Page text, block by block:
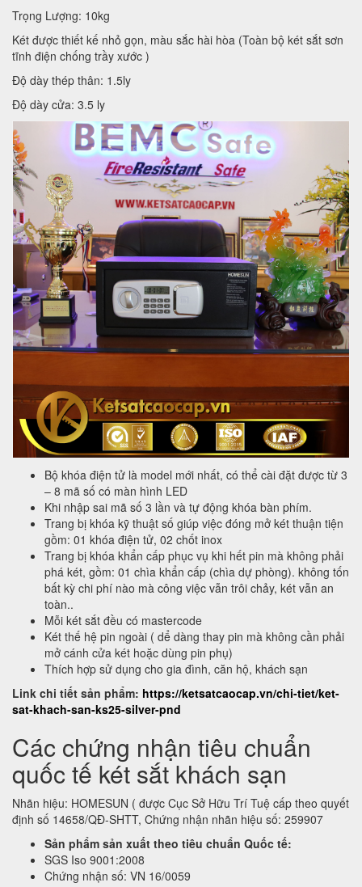
Trọng Lượng: 10kg
Két được thiết kế nhỏ gọn, màu sắc hài hòa (Toàn bộ két sắt sơn
tĩnh điện chống trầy xước )
Độ dày thép thân: 1.5ly
Độ dày cửa: 3.5 ly
Bộ khóa điện tử là model mới nhất, có thể cài đặt được từ 3
– 8 mã số có màn hình LED
Khi nhập sai mã số 3 lần và tự động khóa bàn phím.
Trang bị khóa kỹ thuật số giúp việc đóng mở két thuận tiện
gồm: 01 khóa điện tử, 02 chốt inox
Trang bị khóa khẩn cấp phục vụ khi hết pin mà không phải
phá két, gồm: 01 chìa khẩn cấp (chìa dự phòng). không tốn
bất kỳ chi phí nào mà công việc vẫn trôi chảy, két vẫn an
toàn..
Mỗi két sắt đều có mastercode
Két thế hệ pin ngoài ( dể dàng thay pin mà không cần phải
mở cánh cửa két hoặc dùng pin phụ)
Thích hợp sử dụng cho gia đình, căn hộ, khách sạn
Link chi tiết sản phẩm: https://ketsatcaocap.vn/chi-tiet/ket-
sat-khach-san-ks25-silver-pnd
Các chứng nhận tiêu chuẩn
quốc tế két sắt khách sạn
Nhãn hiệu: HOMESUN ( được Cục Sở Hữu Trí Tuệ cấp theo quyết
định số 14658/QĐ-SHTT, Chứng nhận nhãn hiệu số: 259907
Sản phẩm sản xuất theo tiêu chuẩn Quốc tế:
SGS Iso 9001:2008
Chứng nhận số: VN 16/0059